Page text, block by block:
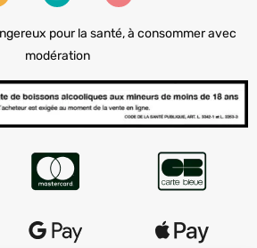
pour la santé, à consommer avec
modération